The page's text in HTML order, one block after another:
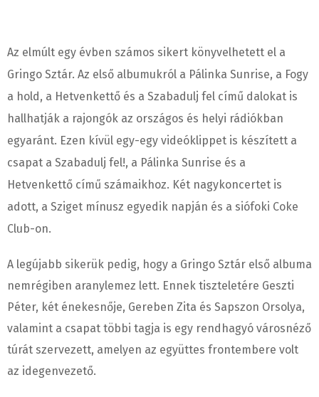
Az elmúlt egy évben számos sikert könyvelhetett el a
Gringo Sztár. Az első albumukról a Pálinka Sunrise, a Fogy
a hold, a Hetvenkettő és a Szabadulj fel című dalokat is
hallhatják a rajongók az országos és helyi rádiókban
egyaránt. Ezen kívül egy-egy videóklippet is készített a
csapat a Szabadulj fel!, a Pálinka Sunrise és a
Hetvenkettő című számaikhoz. Két nagykoncertet is
adott, a Sziget mínusz egyedik napján és a siófoki Coke
Club-on.
A legújabb sikerük pedig, hogy a Gringo Sztár első albuma
nemrégiben aranylemez lett. Ennek tiszteletére Geszti
Péter, két énekesnője, Gereben Zita és Sapszon Orsolya,
valamint a csapat többi tagja is egy rendhagyó városnéző
túrát szervezett, amelyen az együttes frontembere volt
az idegenvezető.